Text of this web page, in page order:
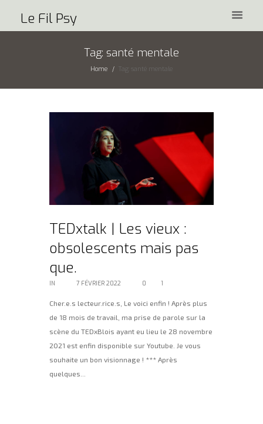
Le Fil Psy
Tag: santé mentale
Home Tag: santé mentale
TEDxtalk | Les vieux :
obsolescents mais pas
que.
IN 7 FÉVRIER 2022 0 1
Cher.e.s lecteur.rice.s, Le voici enfin ! Après plus
de 18 mois de travail, ma prise de parole sur la
scène du TEDxBlois ayant eu lieu le 28 novembre
2021 est enfin disponible sur Youtube. Je vous
souhaite un bon visionnage ! *** Après
quelques...